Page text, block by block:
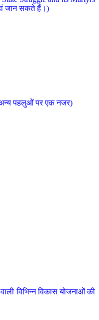
जान सकते हैं।)
अन्य पहलुओं पर एक नजर)
विभिन्न विकास योजनाओं की